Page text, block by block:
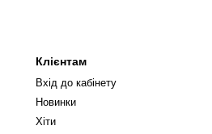
Клієнтам
Вхід до кабінету
Новинки
Хіти